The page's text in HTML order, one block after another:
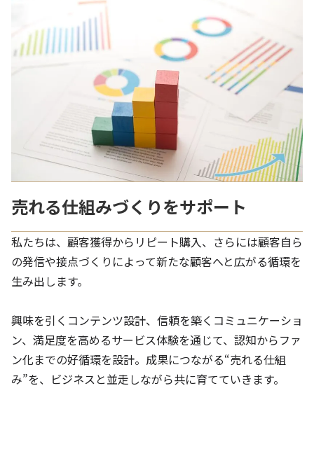
売れる仕組みづくりをサポート
私たちは、顧客獲得からリピート購入、さらには顧客自ら
の発信や接点づくりによって新たな顧客へと広がる循環を
生み出します。
興味を引くコンテンツ設計、信頼を築くコミュニケーショ
ン、満足度を高めるサービス体験を通じて、認知からファ
ン化までの好循環を設計。成果につながる“売れる仕組
み”を、ビジネスと並走しながら共に育てていきます。